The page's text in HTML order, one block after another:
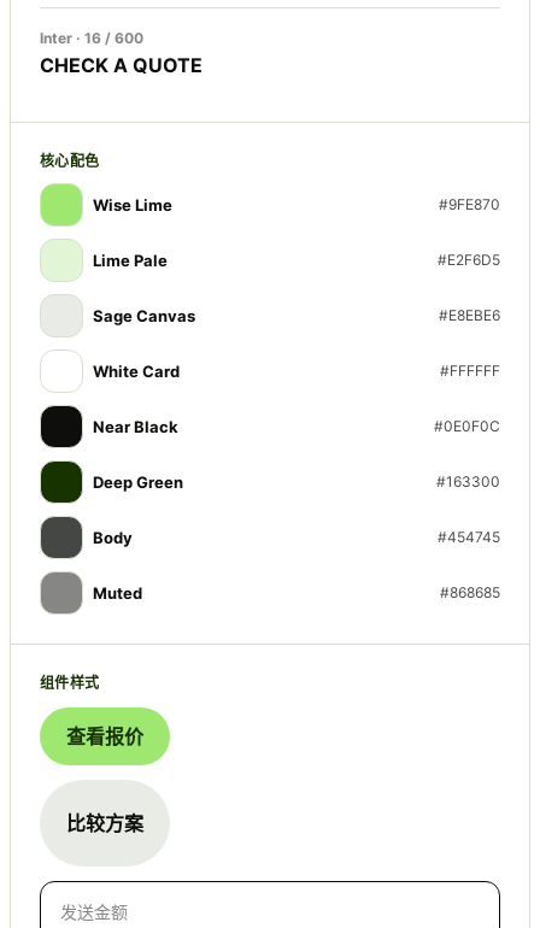
Inter · 16 / 600
CHECK A QUOTE
核心配色
Wise Lime #9FE870
Lime Pale #E2F6D5
Sage Canvas #E8EBE6
White Card #FFFFFF
Near Black #0E0F0C
Deep Green #163300
Body #454745
Muted #868685
组件样式
查看报价
比较方案
发送金额